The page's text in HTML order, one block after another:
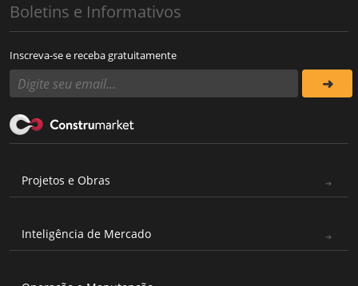
Boletins e Informativos
Inscreva-se e receba gratuitamente
Projetos e Obras
Inteligência de Mercado